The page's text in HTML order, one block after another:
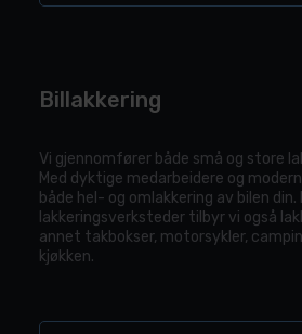
Billakkering
Vi gjennomfører både små og store
Med dyktige medarbeidere og
både hel- og omlakkering av bilen
lakkeringsverksteder tilbyr vi også
annet takbokser, motorsykler,
kjøkken.